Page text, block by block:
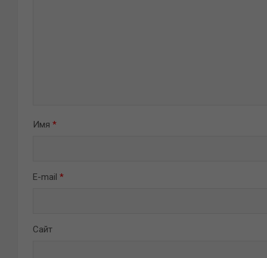
Имя *
E-mail *
Сайт